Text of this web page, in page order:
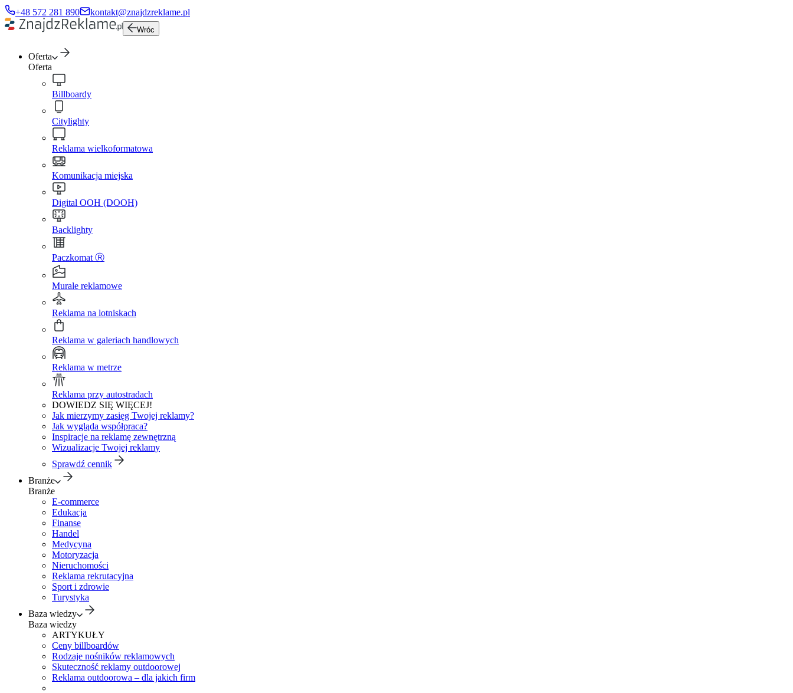
+48 572 281 890 kontakt@znajdzreklame.pl
Wróc
Oferta
Oferta
Billboardy
Citylighty
Reklama wielkoformatowa
Komunikacja miejska
Digital OOH (DOOH)
Backlighty
Paczkomat Ⓡ
Murale reklamowe
Reklama na lotniskach
Reklama w galeriach handlowych
Reklama w metrze
Reklama przy autostradach
DOWIEDZ SIĘ WIĘCEJ!
Jak mierzymy zasięg Twojej reklamy?
Jak wygląda współpraca?
Inspiracje na reklamę zewnętrzną
Wizualizacje Twojej reklamy
Sprawdź cennik
Branże
Branże
E-commerce
Edukacja
Finanse
Handel
Medycyna
Motoryzacja
Nieruchomości
Reklama rekrutacyjna
Sport i zdrowie
Turystyka
Baza wiedzy
Baza wiedzy
ARTYKUŁY
Ceny billboardów
Rodzaje nośników reklamowych
Skuteczność reklamy outdoorowej
Reklama outdoorowa – dla jakich firm